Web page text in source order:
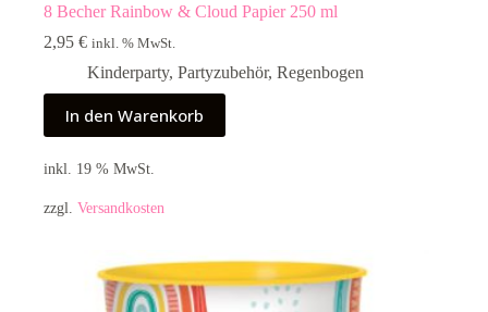
8 Becher Rainbow & Cloud Papier 250 ml
2,95 € inkl. % MwSt.
Kinderparty, Partyzubehör, Regenbogen
In den Warenkorb
inkl. 19 % MwSt.
zzgl. Versandkosten